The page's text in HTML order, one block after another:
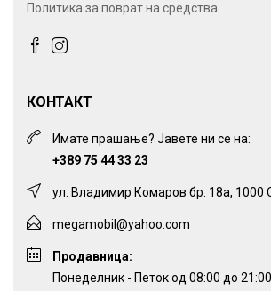
Политика за поврат на средства
КОНТАКТ
Имате прашање? Јавете ни се на:
+389 75 44 33 23
ул. Владимир Комаров бр. 18а, 1000
megamobil@yahoo.com
Продавница:
Понеделник - Петок од 08:00 до